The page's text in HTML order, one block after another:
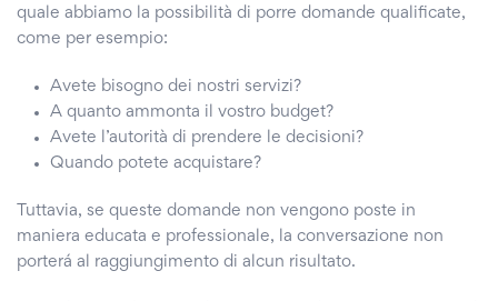
quale abbiamo la possibilità di porre domande qualificate,
come per esempio:
Avete bisogno dei nostri servizi?
A quanto ammonta il vostro budget?
Avete l’autorità di prendere le decisioni?
Quando potete acquistare?
Tuttavia, se queste domande non vengono poste in
maniera educata e professionale, la conversazione non
porterá al raggiungimento di alcun risultato.